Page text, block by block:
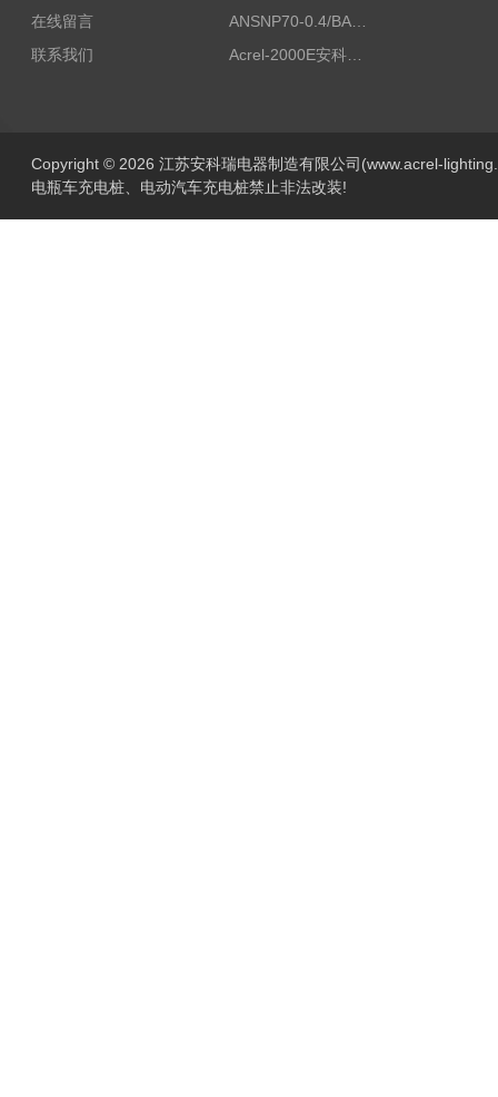
在线留言
联系我们
ANSNP70-0.4/BANSNP中线安防保护器 治理三相不平衡
Acrel-2000E安科瑞Acrel配电室综合监控系统
Copyright © 2026 江苏安科瑞电器制造有限公司(www.acrel-
电瓶车充电桩、电动汽车充电桩禁止非法改装!